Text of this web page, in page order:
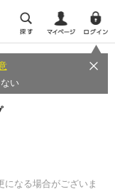
い
なる場合がございま